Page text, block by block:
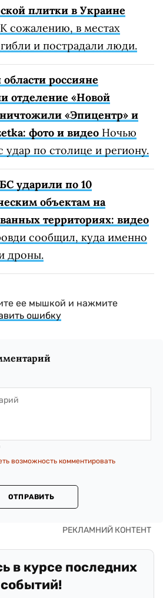
плитки в Украине
К сожалению, в местах
и пострадали люди.
россияне
отделение «Новой
«Эпицентр» и
фото и видео Ночью
удар по столице и региону.
ударили по 10
объектам на
территориях: видео
сообщил, куда именно
дроны.
ее мышкой и нажмите
ошибку
возможность комментировать
ОТПРАВИТЬ
в курсе последних
событий!